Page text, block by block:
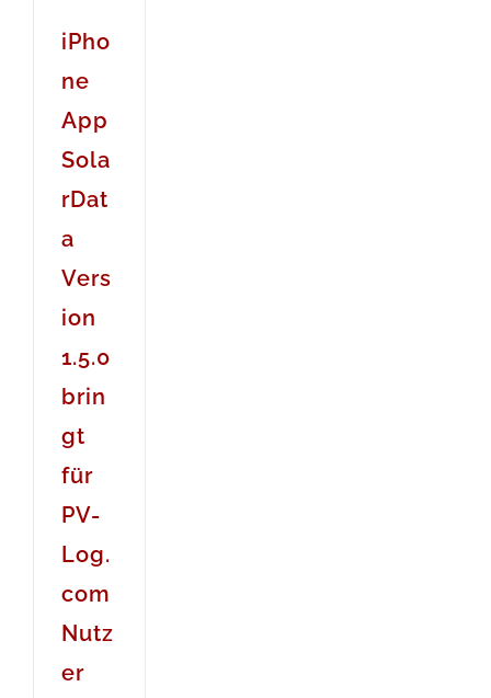
iPho
ne
App
Sola
rDat
a
Vers
ion
1.5.0
brin
gt
für
PV-
Log.
com
Nutz
er